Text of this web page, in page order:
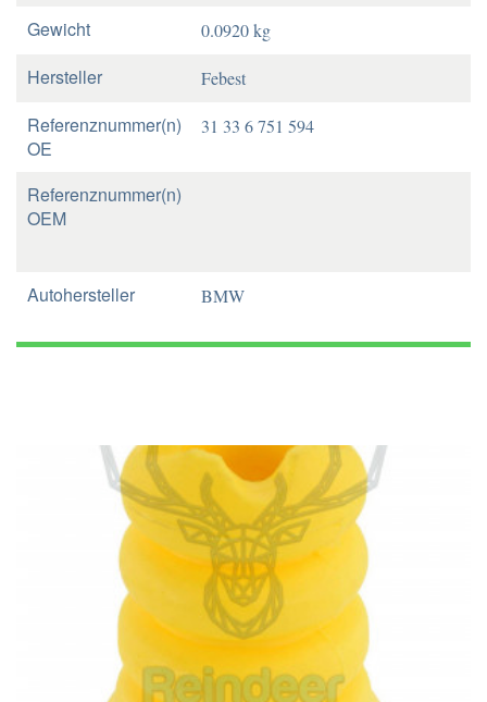
Gewicht 0.0920 kg
Hersteller Febest
Referenznummer(n)
OE
31 33 6 751 594
Referenznummer(n)
OEM
Autohersteller BMW